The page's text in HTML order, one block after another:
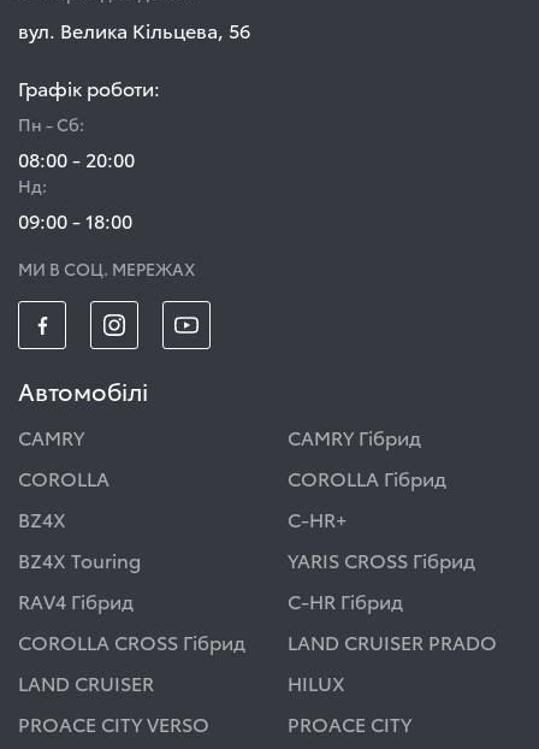
вул. Велика Кільцева, 56
Графік роботи:
Пн - Сб:
08:00 - 20:00
Нд:
09:00 - 18:00
МИ В СОЦ. МЕРЕЖАХ
Автомобілі
CAMRY
CAMRY Гібрид
COROLLA
COROLLA Гібрид
BZ4X
C-HR+
BZ4X Touring
YARIS CROSS Гібрид
RAV4 Гібрид
C-HR Гібрид
COROLLA CROSS Гібрид
LAND CRUISER PRADO
LAND CRUISER
HILUX
PROACE CITY VERSO
PROACE CITY